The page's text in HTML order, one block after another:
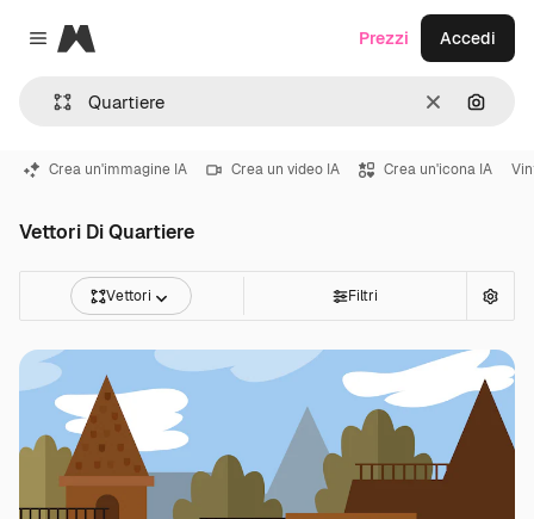
Close menu
Magnific
CancellaCerca
Prezzi Accedi
Crea un'immagine IA Crea un video IA Crea un'icona IA
Vettori Di Quartiere
Vettori Filtri